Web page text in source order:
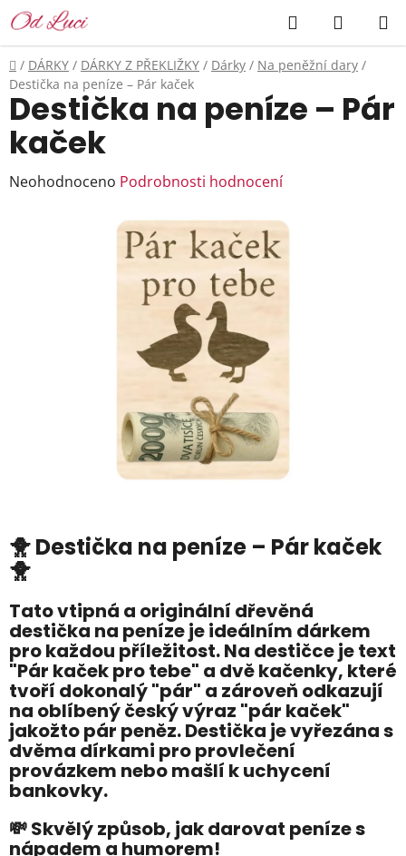
Přejít
na
obsah
Hledat
KOŠÍK
Domů
/ DÁRKY / DÁRKY Z PŘEKLIŽKY / Dárky / Na peněžní dary /
Destička na peníze – Pár kaček
🐥 Destička na peníze – Pár kaček
🐥
Tato vtipná a originální dřevěná
destička na peníze je ideálním dárkem
pro každou příležitost. Na destičce je text
"Pár kaček pro tebe" a dvě kačenky, které
tvoří dokonalý "pár" a zároveň odkazují
na oblíbený český výraz "pár kaček"
jakožto pár peněz. Destička je vyřezána s
dvěma dírkami pro provlečení
provázkem nebo mašlí k uchycení
bankovky.
💸 Skvělý způsob, jak darovat peníze s
nápadem a humorem!
Destička na peníze – Pár
kaček
Průměrné
Neohodnoceno Podrobnosti hodnocení